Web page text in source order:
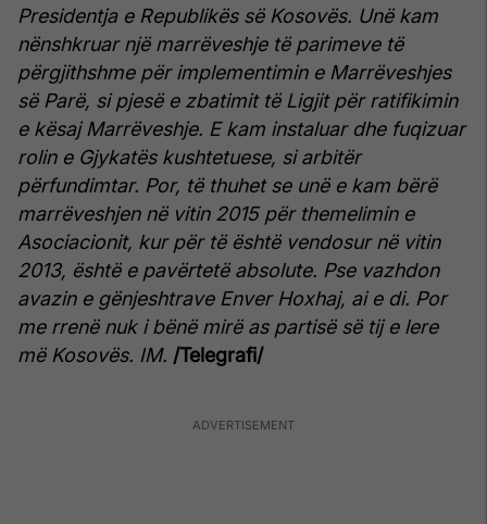
Presidentja e Republikës së Kosovës. Unë kam
nënshkruar një marrëveshje të parimeve të
përgjithshme për implementimin e Marrëveshjes
së Parë, si pjesë e zbatimit të Ligjit për ratifikimin
e kësaj Marrëveshje. E kam instaluar dhe fuqizuar
rolin e Gjykatës kushtetuese, si arbitër
përfundimtar. Por, të thuhet se unë e kam bërë
marrëveshjen në vitin 2015 për themelimin e
Asociacionit, kur për të është vendosur në vitin
2013, është e pavërtetë absolute. Pse vazhdon
avazin e gënjeshtrave Enver Hoxhaj, ai e di. Por
me rrenë nuk i bënë mirë as partisë së tij e lere
më Kosovës. IM. /Telegrafi/